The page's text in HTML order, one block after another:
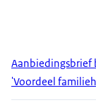
Aanbiedingsbrief
'Voordeel